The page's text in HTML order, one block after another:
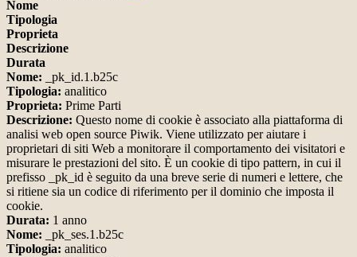
Nome
Tipologia
Proprieta
Descrizione
Durata
Nome: _pk_id.1.b25c
Tipologia: analitico
Proprieta: Prime Parti
Descrizione: Questo nome di cookie è associato alla piattaforma di
analisi web open source Piwik. Viene utilizzato per aiutare i
proprietari di siti Web a monitorare il comportamento dei visitatori e
misurare le prestazioni del sito. È un cookie di tipo pattern, in cui il
prefisso _pk_id è seguito da una breve serie di numeri e lettere, che
si ritiene sia un codice di riferimento per il dominio che imposta il
cookie.
Durata: 1 anno
Nome: _pk_ses.1.b25c
Tipologia: analitico